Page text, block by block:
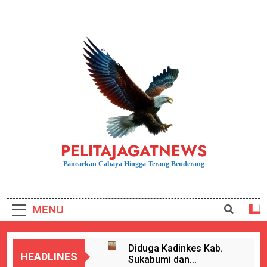
PELITAJAGATNEWS
Pancarkan Cahaya Hingga Terang Benderang
MENU
HEADLINES
Diduga Kadinkes Kab.
Sukabumi dan